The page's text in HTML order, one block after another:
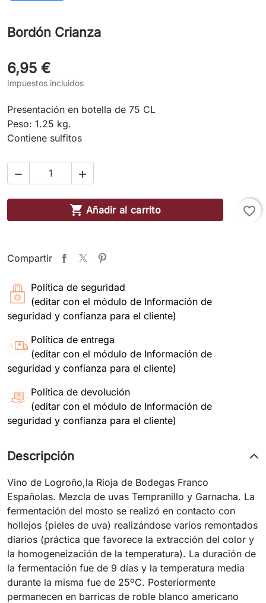
Bordón Crianza
6,95 €
Impuestos incluidos
Presentación en botella de 75 CL
Peso: 1.25 kg.
Contiene sulfitos
 
 Añadir al carrito favorite_border
Compartir
Política de seguridad
(editar con el módulo de Información de
seguridad y confianza para el cliente)
Política de entrega
(editar con el módulo de Información de
seguridad y confianza para el cliente)
Política de devolución
(editar con el módulo de Información de
seguridad y confianza para el cliente)
Descripción
Vino de Logroño,la Rioja de Bodegas Franco
Españolas. Mezcla de uvas Tempranillo y Garnacha. La
fermentación del mosto se realizó en contacto con
hollejos (pieles de uva) realizándose varios remontados
diarios (práctica que favorece la extracción del color y
la homogeneización de la temperatura). La duración de
la fermentación fue de 9 días y la temperatura media
durante la misma fue de 25ºC. Posteriormente
permanecen en barricas de roble blanco americano